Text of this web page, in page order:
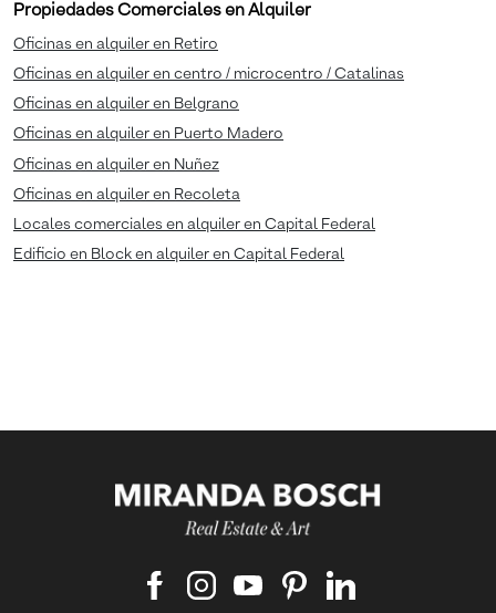
Propiedades Comerciales en Alquiler
Oficinas en alquiler en Retiro
Oficinas en alquiler en centro / microcentro / Catalinas
Oficinas en alquiler en Belgrano
Oficinas en alquiler en Puerto Madero
Oficinas en alquiler en Nuñez
Oficinas en alquiler en Recoleta
Locales comerciales en alquiler en Capital Federal
Edificio en Block en alquiler en Capital Federal